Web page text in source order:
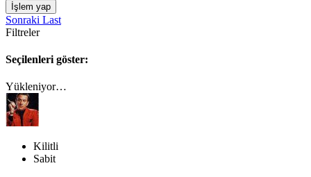
İşlem yap
Sonraki Last
Filtreler
Seçilenleri göster:
Yükleniyor…
Kilitli
Sabit